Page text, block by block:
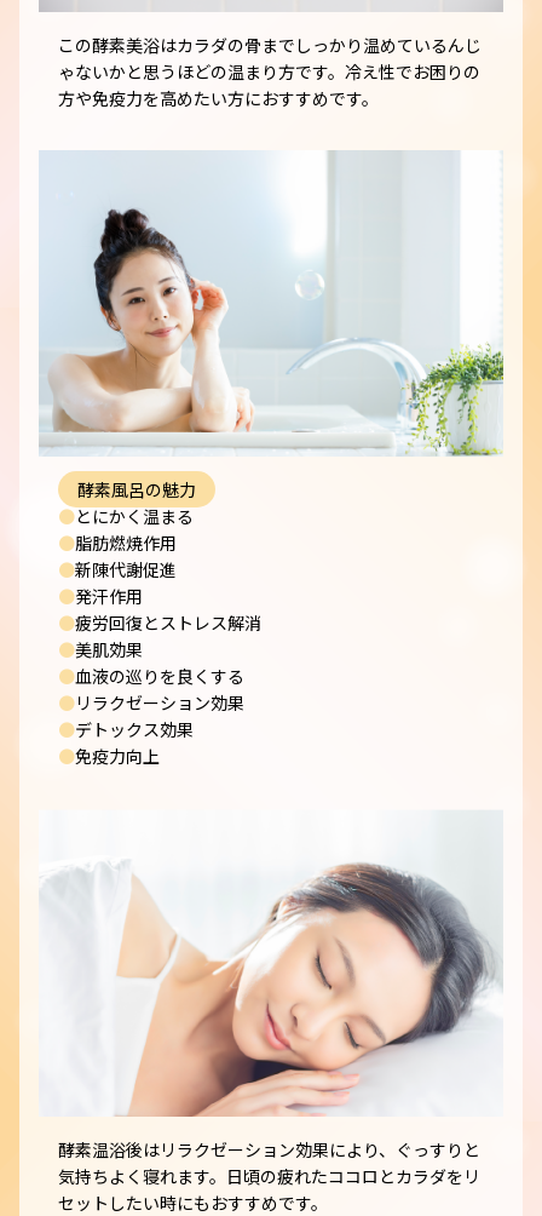
この酵素美浴はカラダの骨までしっかり温めているんじ
ゃないかと思うほどの温まり方です。冷え性でお困りの
方や免疫力を高めたい方におすすめです。
酵素風呂の魅力
●とにかく温まる
●脂肪燃焼作用
●新陳代謝促進
●発汗作用
●疲労回復とストレス解消
●美肌効果
●血液の巡りを良くする
●リラクゼーション効果
●デトックス効果
●免疫力向上
酵素温浴後はリラクゼーション効果により、ぐっすりと
気持ちよく寝れます。日頃の疲れたココロとカラダをリ
セットしたい時にもおすすめです。